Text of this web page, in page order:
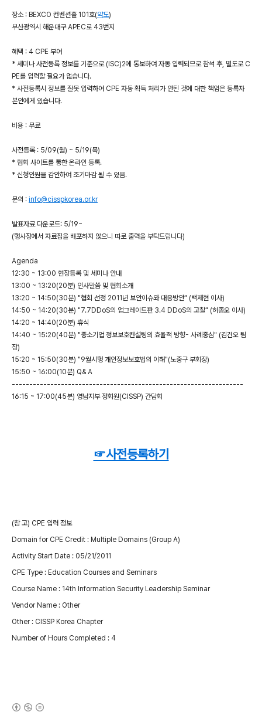
장소 : BEXCO 컨벤션홀 101호(약도)
부산광역시 해운대구 APEC로 43번지
혜택 : 4 CPE 부여
* 세미나 사전등록 정보를 기준으로 (ISC)2에 통보하여 자동 입력되므로 참석 후, 별도로 C
PE를 입력할 필요가 없습니다.
* 사전등록시 정보를 잘못 입력하여 CPE 자동 획득 처리가 안된 것에 대한 책임은 등록자
본인에게 있습니다.
비용 : 무료
사전등록 : 5/09(월) ~ 5/19(목)
* 협회 사이트를 통한 온라인 등록.
* 신청인원을 감안하여 조기마감 될 수 있음.
문의 : info@cisspkorea.or.kr
발표자료 다운로드: 5/19~
(행사장에서 자료집을 배포하지 않으니 따로 출력을 부탁드립니다)
Agenda
12:30 ~ 13:00 현장등록 및 세미나 안내
13:00 ~ 13:20(20분) 인사말씀 및 협회소개
13:20 ~ 14:50(30분) "협회 선정 2011년 보안이슈와 대응방안" (백제현 이사)
14:50 ~ 14:20(30분) "7.7DDoS의 업그레이드판 3.4 DDoS의 고찰" (허종오 이사)
14:20 ~ 14:40(20분) 휴식
14:40 ~ 15:20(40분) "중소기업 정보보호컨설팅의 효율적 방향- 사례중심" (김건오 팀
장)
15:20 ~ 15:50(30분) "9월시행 개인정보보호법의 이해"(노중구 부회장)
15:50 ~ 16:00(10분) Q& A
------------------------------------------------------------------
16:15 ~ 17:00(45분) 영남지부 정회원(CISSP) 간담회
☞사전등록하기
(참 고) CPE 입력 정보
Domain for CPE Credit : Multiple Domains (Group A)
Activity Start Date : 05/21/2011
CPE Type : Education Courses and Seminars
Course Name : 14th Information Security Leadership Seminar
Vendor Name : Other
Other : CISSP Korea Chapter
Number of Hours Completed : 4